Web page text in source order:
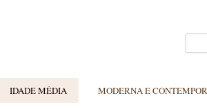
IDADE MÉDIA MODERNA E